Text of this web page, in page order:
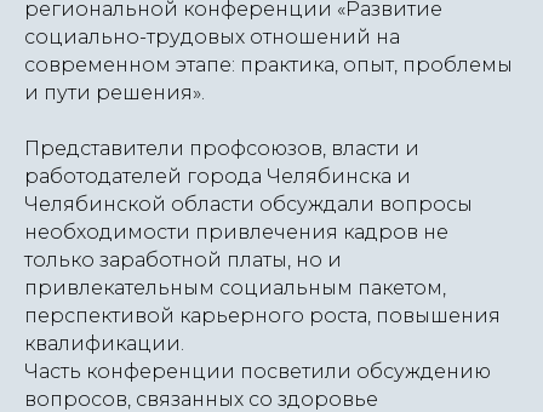
региональной конференции «Развитие
социально-трудовых отношений на
современном этапе: практика, опыт, проблемы
и пути решения».
Представители профсоюзов, власти и
работодателей города Челябинска и
Челябинской области обсуждали вопросы
необходимости привлечения кадров не
только заработной платы, но и
привлекательным социальным пакетом,
перспективой карьерного роста, повышения
квалификации.
Часть конференции посветили обсуждению
вопросов, связанных со здоровье